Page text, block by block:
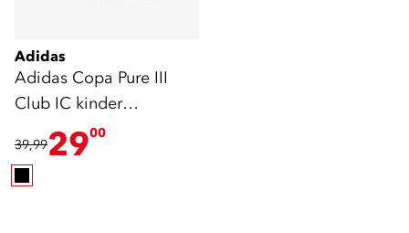
Adidas
Adidas Copa Pure III
Club IC kinder
zaalschoenen zwart
39,992900